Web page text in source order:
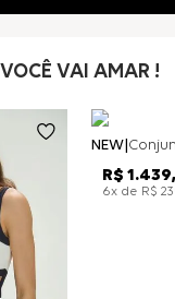
VOCÊ VAI AMAR !
NEW
R$ 1 .439,
6x de R$